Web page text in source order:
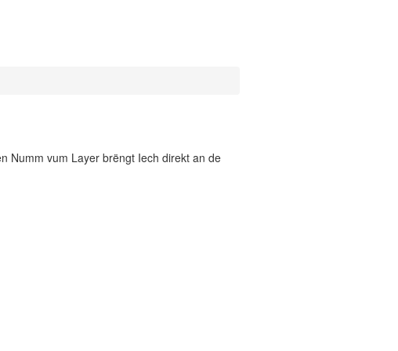
Numm vum Layer brëngt Iech direkt an de